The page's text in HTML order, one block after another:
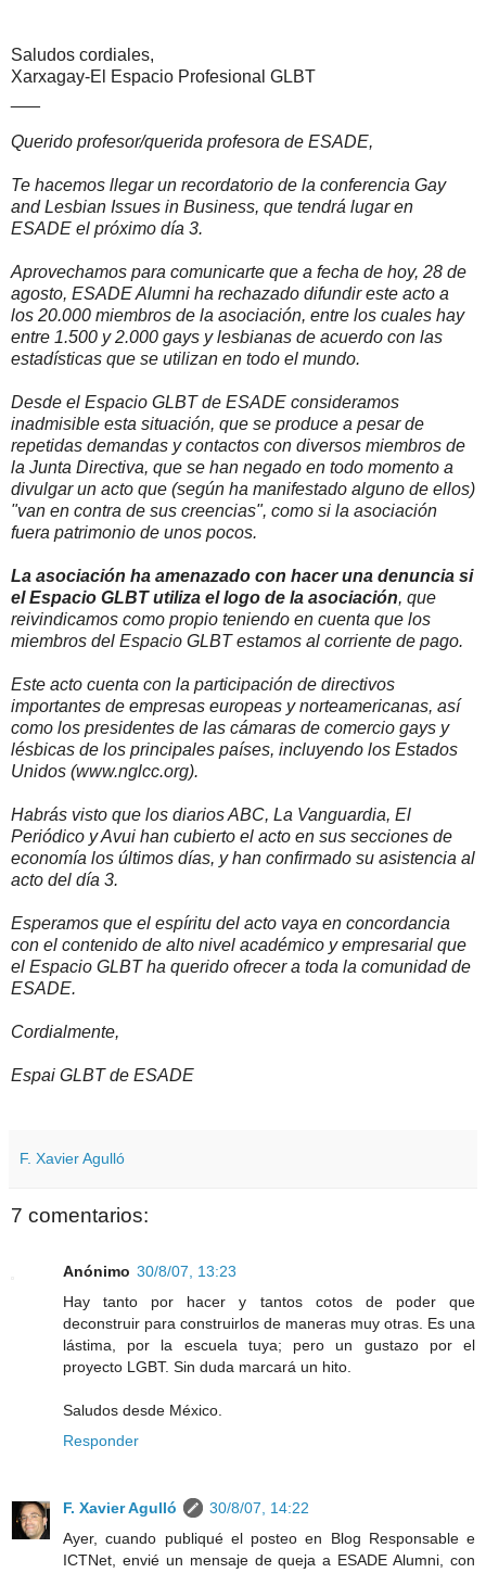
Saludos cordiales,
Xarxagay-El Espacio Profesional GLBT
Querido profesor/querida profesora de ESADE,
Te hacemos llegar un recordatorio de la conferencia Gay
and Lesbian Issues in Business, que tendrá lugar en
ESADE el próximo día 3.
Aprovechamos para comunicarte que a fecha de hoy, 28 de
agosto, ESADE Alumni ha rechazado difundir este acto a
los 20.000 miembros de la asociación, entre los cuales hay
entre 1.500 y 2.000 gays y lesbianas de acuerdo con las
estadísticas que se utilizan en todo el mundo.
Desde el Espacio GLBT de ESADE consideramos
inadmisible esta situación, que se produce a pesar de
repetidas demandas y contactos con diversos miembros de
la Junta Directiva, que se han negado en todo momento a
divulgar un acto que (según ha manifestado alguno de ellos)
"van en contra de sus creencias", como si la asociación
fuera patrimonio de unos pocos.
La asociación ha amenazado con hacer una denuncia si
el Espacio GLBT utiliza el logo de la asociación, que
reivindicamos como propio teniendo en cuenta que los
miembros del Espacio GLBT estamos al corriente de pago.
Este acto cuenta con la participación de directivos
importantes de empresas europeas y norteamericanas, así
como los presidentes de las cámaras de comercio gays y
lésbicas de los principales países, incluyendo los Estados
Unidos (www.nglcc.org).
Habrás visto que los diarios ABC, La Vanguardia, El
Periódico y Avui han cubierto el acto en sus secciones de
economía los últimos días, y han confirmado su asistencia al
acto del día 3.
Esperamos que el espíritu del acto vaya en concordancia
con el contenido de alto nivel académico y empresarial que
el Espacio GLBT ha querido ofrecer a toda la comunidad de
ESADE.
Cordialmente,
Espai GLBT de ESADE
F. Xavier Agulló
7 comentarios:
Anónimo 30/8/07, 13:23
Hay tanto por hacer y tantos cotos de poder que
deconstruir para construirlos de maneras muy otras. Es una
lástima, por la escuela tuya; pero un gustazo por el
proyecto LGBT. Sin duda marcará un hito.
Saludos desde México.
Responder
F. Xavier Agulló
30/8/07, 14:22
Ayer, cuando publiqué el posteo en Blog Responsable e
ICTNet, envié un mensaje de queja a ESADE Alumni, con